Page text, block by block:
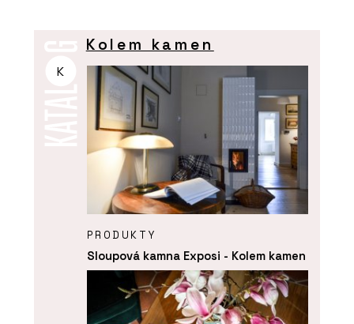
K
Kolem kamen
PRODUKTY
Sloupová kamna Exposi - Kolem kamen